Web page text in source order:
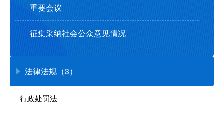
重要会议
征集采纳社会公众意见情况
法律法规（3）
行政处罚法